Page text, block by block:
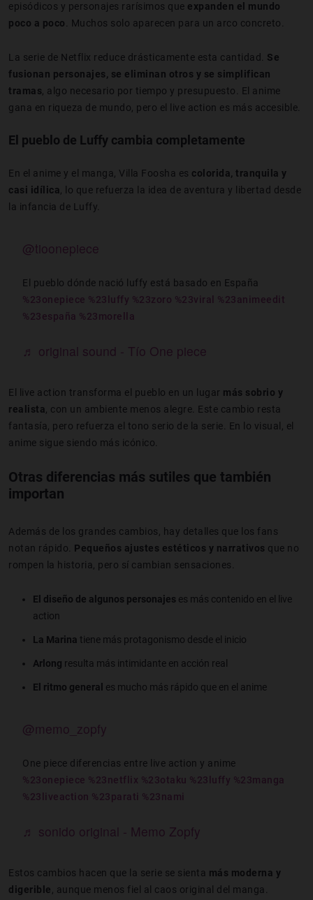
episódicos y personajes rarísimos que expanden el mundo
poco a poco. Muchos solo aparecen para un arco concreto.
La serie de Netflix reduce drásticamente esta cantidad. Se
fusionan personajes, se eliminan otros y se simplifican
tramas, algo necesario por tiempo y presupuesto. El anime
gana en riqueza de mundo, pero el live action es más accesible.
El pueblo de Luffy cambia completamente
En el anime y el manga, Villa Foosha es colorida, tranquila y
casi idílica, lo que refuerza la idea de aventura y libertad desde
la infancia de Luffy.
@tioonepiece
El pueblo dónde nació luffy está basado en España
%23onepiece %23luffy %23zoro %23viral
%23animeedit
%23españa %23morella
♬ original sound - Tío One piece
El live action transforma el pueblo en un lugar más sobrio y
realista, con un ambiente menos alegre. Este cambio resta
fantasía, pero refuerza el tono serio de la serie. En lo visual, el
anime sigue siendo más icónico.
Otras diferencias más sutiles que también
importan
Además de los grandes cambios, hay detalles que los fans
notan rápido. Pequeños ajustes estéticos y narrativos que no
rompen la historia, pero sí cambian sensaciones.
El diseño de algunos personajes es más contenido en el live
action
La Marina tiene más protagonismo desde el inicio
Arlong resulta más intimidante en acción real
El ritmo general es mucho más rápido que en el anime
@memo_zopfy
One piece diferencias entre live action y anime
%23onepiece %23netflix %23otaku %23luffy %23manga
%23liveaction %23parati %23nami
♬ sonido original - Memo Zopfy
Estos cambios hacen que la serie se sienta más moderna y
digerible , aunque menos fiel al caos original del manga.